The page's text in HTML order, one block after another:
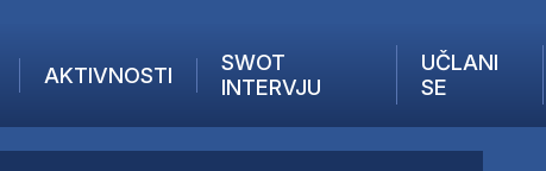
AKTIVNOSTI
SWOT
INTERVJU
UČLANI
SE